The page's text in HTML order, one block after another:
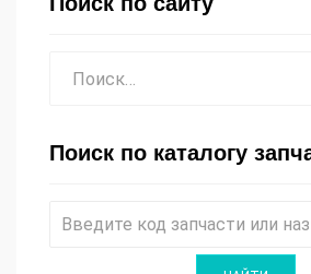
Поиск по каталогу